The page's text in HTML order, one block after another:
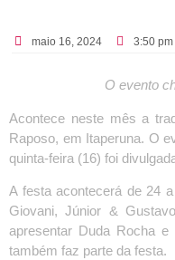
maio 16, 2024 3:50 pm
O evento
Acontece neste mês a
Raposo, em Itaperuna. O
quinta-feira (16) foi
A festa acontecerá de 24
Giovani, Júnior &
apresentar Duda Rocha
também faz parte da festa.